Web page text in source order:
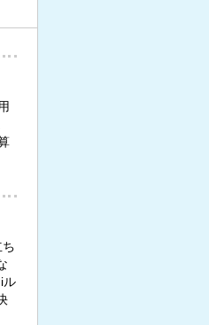
ル